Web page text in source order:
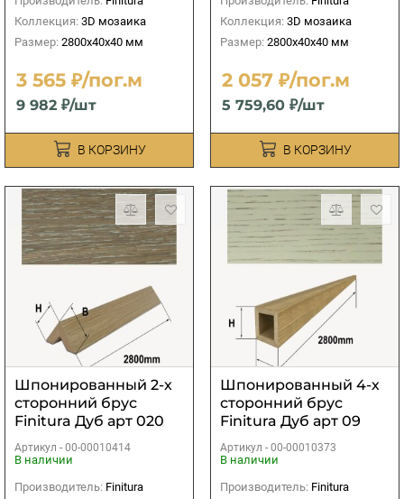
Коллекция: 3D мозаика
Размер: 2800х40х40 мм
3 565 ₽/пог.м
9 982 ₽/шт
В КОРЗИНУ
Коллекция: 3D мозаика
Размер: 2800х40х40 мм
2 057 ₽/пог.м
5 759,60 ₽/шт
В КОРЗИНУ
Шпонированный 2-х
сторонний брус
Finitura Дуб арт 020
Артикул - 00-00010414
В наличии
Производитель: Finitura
Шпонированный 4-х
сторонний брус
Finitura Дуб арт 09
Артикул - 00-00010373
В наличии
Производитель: Finitura